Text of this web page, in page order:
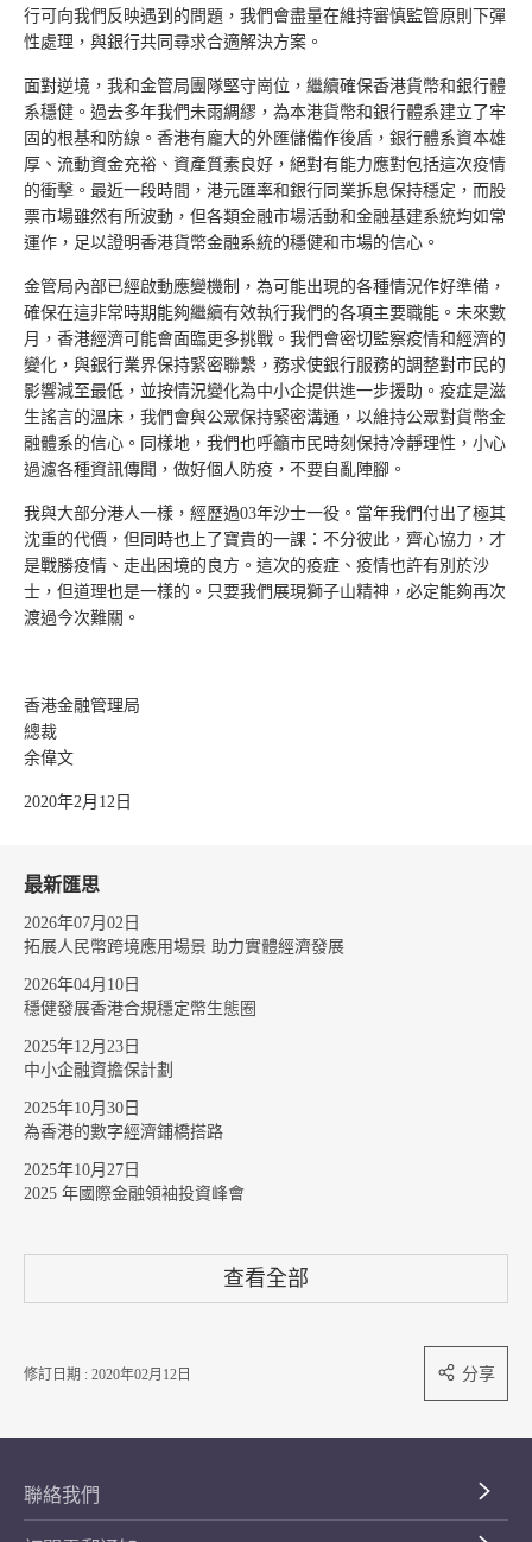
行可向我們反映遇到的問題，我們會盡量在維持審慎監管原則下彈
性處理，與銀行共同尋求合適解決方案。
面對逆境，我和金管局團隊堅守崗位，繼續確保香港貨幣和銀行體
系穩健。過去多年我們未雨綢繆，為本港貨幣和銀行體系建立了牢
固的根基和防線。香港有龐大的外匯儲備作後盾，銀行體系資本雄
厚、流動資金充裕、資產質素良好，絕對有能力應對包括這次疫情
的衝擊。最近一段時間，港元匯率和銀行同業拆息保持穩定，而股
票市場雖然有所波動，但各類金融市場活動和金融基建系統均如常
運作，足以證明香港貨幣金融系統的穩健和市場的信心。
金管局內部已經啟動應變機制，為可能出現的各種情況作好準備，
確保在這非常時期能夠繼續有效執行我們的各項主要職能。未來數
月，香港經濟可能會面臨更多挑戰。我們會密切監察疫情和經濟的
變化，與銀行業界保持緊密聯繫，務求使銀行服務的調整對市民的
影響減至最低，並按情況變化為中小企提供進一步援助。疫症是滋
生謠言的溫床，我們會與公眾保持緊密溝通，以維持公眾對貨幣金
融體系的信心。同樣地，我們也呼籲市民時刻保持冷靜理性，小心
過濾各種資訊傳聞，做好個人防疫，不要自亂陣腳。
我與大部分港人一樣，經歷過03年沙士一役。當年我們付出了極其
沈重的代價，但同時也上了寶貴的一課：不分彼此，齊心協力，才
是戰勝疫情、走出困境的良方。這次的疫症、疫情也許有別於沙
士，但道理也是一樣的。只要我們展現獅子山精神，必定能夠再次
渡過今次難關。
香港金融管理局
總裁
余偉文
2020年2月12日
最新匯思
2026年07月02日
拓展人民幣跨境應用場景 助力實體經濟發展
2026年04月10日
穩健發展香港合規穩定幣生態圈
2025年12月23日
中小企融資擔保計劃
2025年10月30日
為香港的數字經濟鋪橋搭路
2025年10月27日
2025 年國際金融領袖投資峰會
查看全部
修訂日期 : 2020年02月12日 分享
聯絡我們